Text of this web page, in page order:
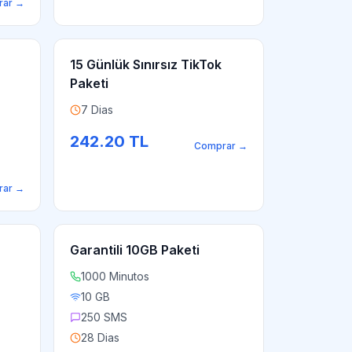
→
→
15 Günlük Sınırsız TikTok
Paketi
7 Dias
242.20 TL Comprar →
Garantili 10GB Paketi
1000 Minutos
10 GB
250 SMS
28 Dias